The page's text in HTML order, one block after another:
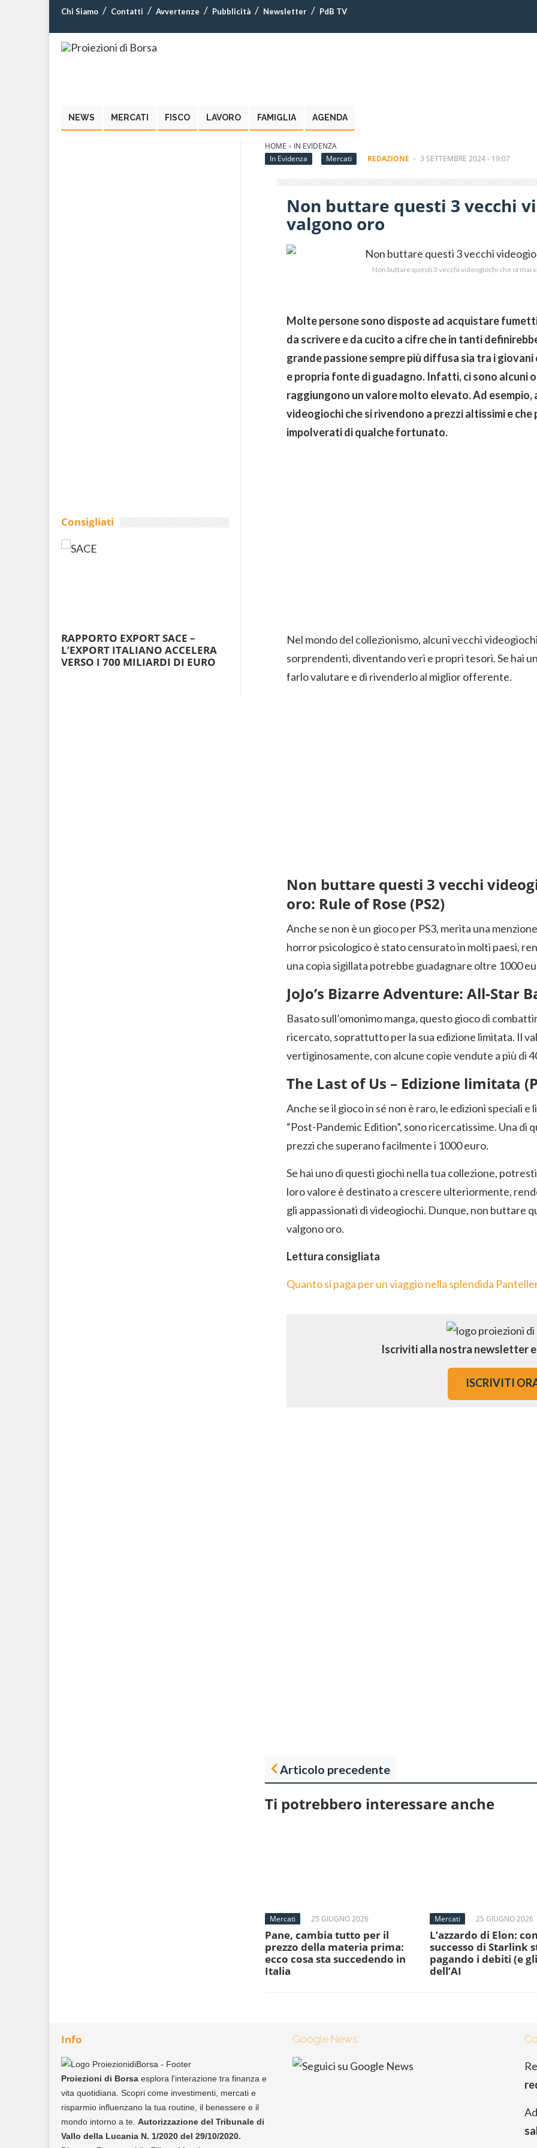
Chi Siamo Contatti Avvertenze Pubblicità Newsletter PdB TV
NEWS MERCATI FISCO LAVORO FAMIGLIA AGENDA
HOME » IN EVIDENZA
In Evidenza
Mercati REDAZIONE - 3 SETTEMBRE 2024 - 19:07
Non buttare questi 3 vecchi
valgono oro
Non buttare questi 3 vecchi videogiochi che ormai
Molte persone sono disposte ad acquistare
da scrivere e da cucito a cifre che in tanti
grande passione sempre più diffusa sia tra i
e propria fonte di guadagno. Infatti, ci sono alcuni
raggiungono un valore molto elevato. Ad esempio,
videogiochi che si rivendono a prezzi altissimi e
impolverati di qualche fortunato.
Nel mondo del collezionismo, alcuni vecchi
sorprendenti, diventando veri e propri tesori. Se hai
farlo valutare e di rivenderlo al miglior offerente.
Non buttare questi 3 vecchi
oro: Rule of Rose (PS2)
Anche se non è un gioco per PS3, merita una
horror psicologico è stato censurato in molti paesi,
una copia sigillata potrebbe guadagnare oltre 1000
JoJo’s Bizarre Adventure: All-Star
Basato sull’omonimo manga, questo gioco di
ricercato, soprattutto per la sua edizione limitata. Il
vertiginosamente, con alcune copie vendute a più di
The Last of Us – Edizione limitata
Anche se il gioco in sé non è raro, le edizioni speciali e
“Post-Pandemic Edition”, sono ricercatissime. Una di
prezzi che superano facilmente i 1000 euro.
Se hai uno di questi giochi nella tua collezione,
loro valore è destinato a crescere ulteriormente,
gli appassionati di videogiochi. Dunque, non buttare
valgono oro.
Lettura consigliata
Quanto si paga per un viaggio nella splendida
Iscriviti alla nostra newsletter
ISCRIVITI
Articolo precedente
Ti potrebbero interessare anche
Mercati 25 GIUGNO 2026
Pane, cambia tutto per il
prezzo della materia prima:
ecco cosa sta succedendo in
Italia
Mercati 25 GIUGNO 2026
L’azzardo di Elon:
successo di Starlink
pagando i debiti (e
dell’AI
Consigliati
RAPPORTO EXPORT SACE –
L’EXPORT ITALIANO ACCELERA
VERSO I 700 MILIARDI DI EURO
Info
Proiezioni di Borsa esplora l'interazione tra finanza e
vita quotidiana. Scopri come investimenti, mercati e
risparmio influenzano la tua routine, il benessere e il
mondo intorno a te. Autorizzazione del Tribunale di
Vallo della Lucania N. 1/2020 del 29/10/2020.
Google News